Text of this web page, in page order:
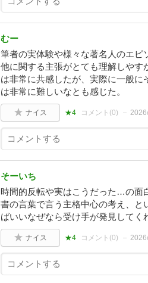
むー
筆者の実体験や様々な著名人のエピ
他に関する主張がとても理解しやす
は非常に共感したが、実際に一般
は非常に難しいなとも感じた。
ナイス ★4 コメント(0)
そーいち
時間的反転や実はこうだった…の面
書の言葉で言う主格中心の考え、と
ばいいなぜなら受け手が発見してく
ナイス ★4 コメント(0)